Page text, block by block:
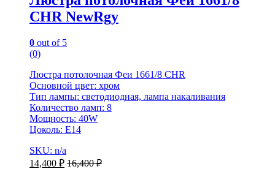
CHR NewRgy
0 out of 5
(0)
Люстра потолочная Феи 1661/8 CHR
Основной цвет: хром
Тип лампы: светодиодная, лампа накаливания
Количество ламп: 8
Мощность: 40W
Цоколь: E14
SKU: n/a
14,400 ₽ 16,400₽